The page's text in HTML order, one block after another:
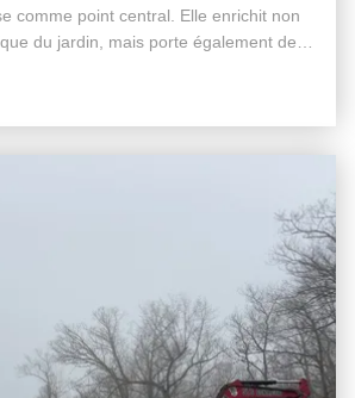
comme point central. Elle enrichit non
du jardin, mais porte également de